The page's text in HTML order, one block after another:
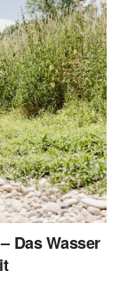
Das Wasser